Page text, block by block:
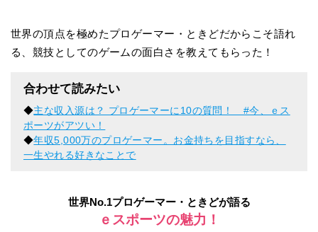
世界の頂点を極めたプロゲーマー・ときどだからこそ語れ
る、競技としてのゲームの面白さを教えてもらった！
合わせて読みたい
◆主な収入源は？ プロゲーマーに10の質問！ #今、ｅス
ポーツがアツい！
◆年収5,000万のプロゲーマー。お金持ちを目指すなら、
一生やれる好きなことで
世界No.1プロゲーマー・ときどが語る
ｅスポーツの魅力！